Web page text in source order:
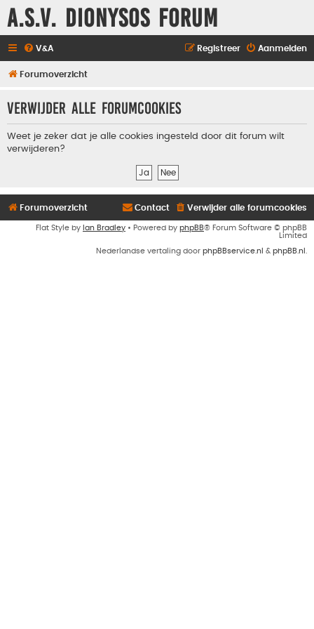
A.S.V. Dionysos Forum
V&A Aanmelden
Registreer
Forumoverzicht
Verwijder alle forumcookies
Weet je zeker dat je alle cookies ingesteld door dit forum wilt
verwijderen?
Forumoverzicht Verwijder alle forumcookies
Contact
Flat Style by Ian Bradley • Powered by phpBB® Forum Software © phpBB
Limited
Nederlandse vertaling door phpBBservice.nl & phpBB.nl